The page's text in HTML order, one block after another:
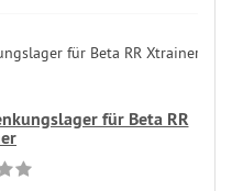
für Beta RR